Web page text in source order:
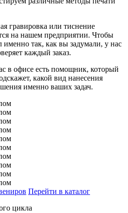
гравировка или тиснение
на нашем предприятии. Чтобы
так, как вы задумали, у нас
каждый заказ.
в офисе есть помощник, который
какой вид нанесения
именно ваших задач.
Перейти в каталог
цикла